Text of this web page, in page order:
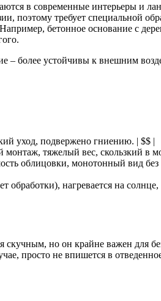
в современные интерьеры и
поэтому требует специальной
бетонное основание с
– более устойчивы к внешним
уход, подвержено гниению. | $$ |
тяжелый вес, скользкий в
облицовки, монотонный вид без
нагревается на
скучным, но он крайне важен для
просто не впишется в